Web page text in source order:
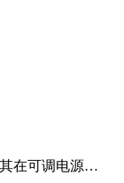
在可调电源设